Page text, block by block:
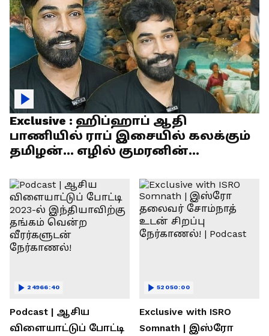
Exclusive : ஹிப்ஹாப் ஆதி
பாணியில் ராப் இசையில் கலக்கும்
தமிழன்... எழில் குமரனின்
Podcast | ஆசிய
விளையாட்டுப் போட்டி
24966:40
Exclusive with ISRO
Somnath | இஸ்ரோ
52050:00